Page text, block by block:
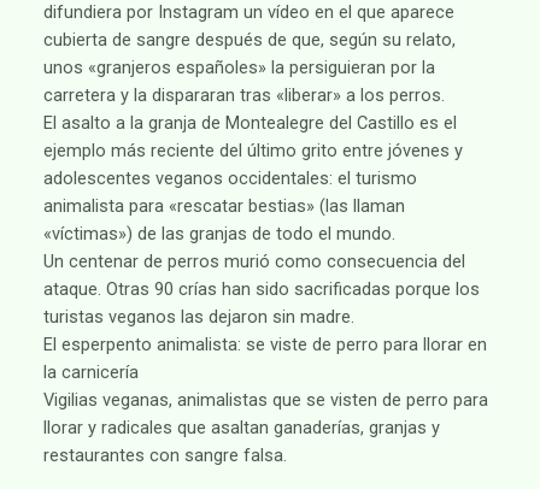
difundiera por Instagram un vídeo en el que aparece
cubierta de sangre después de que, según su relato,
unos «granjeros españoles» la persiguieran por la
carretera y la dispararan tras «liberar» a los perros.
El asalto a la granja de Montealegre del Castillo es el
ejemplo más reciente del último grito entre jóvenes y
adolescentes veganos occidentales: el turismo
animalista para «rescatar bestias» (las llaman
«víctimas») de las granjas de todo el mundo.
Un centenar de perros murió como consecuencia del
ataque. Otras 90 crías han sido sacrificadas porque los
turistas veganos las dejaron sin madre.
El esperpento animalista: se viste de perro para llorar en
la carnicería
Vigilias veganas, animalistas que se visten de perro para
llorar y radicales que asaltan ganaderías, granjas y
restaurantes con sangre falsa.